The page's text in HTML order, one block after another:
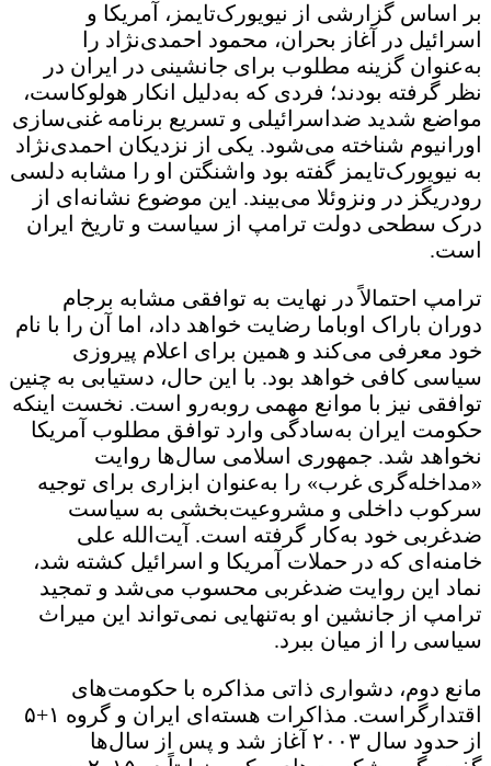
بر اساس گزارشی از نیویورک‌تایمز، آمریکا و
اسرائیل در آغاز بحران، محمود احمدی‌نژاد را
به‌عنوان گزینه مطلوب برای جانشینی در ایران در
نظر گرفته بودند؛ فردی که به‌دلیل انکار هولوکاست،
مواضع شدید ضداسرائیلی و تسریع برنامه غنی‌سازی
اورانیوم شناخته می‌شود. یکی از نزدیکان احمدی‌نژاد
به نیویورک‌تایمز گفته بود واشنگتن او را مشابه دلسی
رودریگز در ونزوئلا می‌بیند. این موضوع نشانه‌ای از
درک سطحی دولت ترامپ از سیاست و تاریخ ایران
است.
ترامپ احتمالاً در نهایت به توافقی مشابه برجام
دوران باراک اوباما رضایت خواهد داد، اما آن را با نام
خود معرفی می‌کند و همین برای اعلام پیروزی
سیاسی کافی خواهد بود. با این حال، دستیابی به چنین
توافقی نیز با موانع مهمی روبه‌رو است. نخست اینکه
حکومت ایران به‌سادگی وارد توافق مطلوب آمریکا
نخواهد شد. جمهوری اسلامی سال‌ها روایت
«مداخله‌گری غرب» را به‌عنوان ابزاری برای توجیه
سرکوب داخلی و مشروعیت‌بخشی به سیاست
ضدغربی خود به‌کار گرفته است. آیت‌الله علی
خامنه‌ای که در حملات آمریکا و اسرائیل کشته شد،
نماد این روایت ضدغربی محسوب می‌شد و تمجید
ترامپ از جانشین او به‌تنهایی نمی‌تواند این میراث
سیاسی را از میان ببرد.
مانع دوم، دشواری ذاتی مذاکره با حکومت‌های
اقتدارگراست. مذاکرات هسته‌ای ایران و گروه ۱+۵
از حدود سال ۲۰۰۳ آغاز شد و پس از سال‌ها